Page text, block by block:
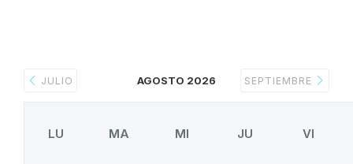
JULIO AGOSTO 2026 SEPTIEMBRE
LU MA MI JU VI